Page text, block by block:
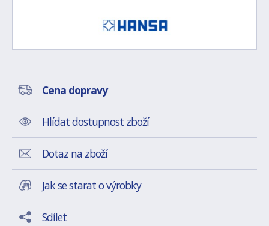
Cena dopravy
Hlídat dostupnost zboží
Dotaz na zboží
Jak se starat o výrobky
Sdílet